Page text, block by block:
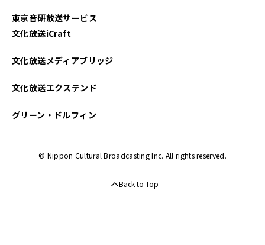
2022年10月
2022年09月
2022年08月
東京音研放送サービス
文化放送iCraft
文化放送メディアブリッジ
文化放送エクステンド
グリーン・ドルフィン
© Nippon Cultural Broadcasting Inc. All rights reserved.
Back to Top